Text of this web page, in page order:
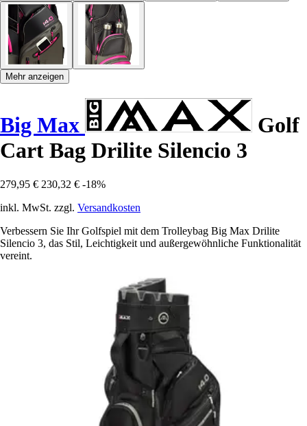
Mehr anzeigen
Big Max
Golf
Cart Bag Drilite Silencio 3
279,95 € 230,32 € -18%
inkl. MwSt. zzgl. Versandkosten
Verbessern Sie Ihr Golfspiel mit dem Trolleybag Big Max Drilite
Silencio 3, das Stil, Leichtigkeit und außergewöhnliche Funktionalität
vereint.